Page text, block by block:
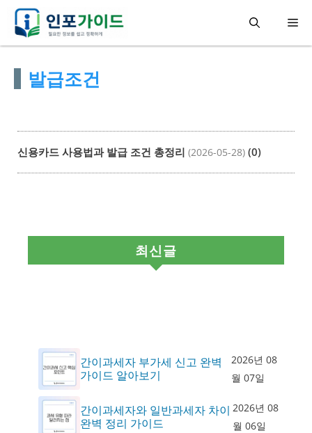
메
발급조건
신용카드 사용법과 발급 조건 총정리 (2026-05-28) (0)
최신글
간이과세자 부가세 신고 완벽
가이드 알아보기
2026년 08
월 07일
간이과세자와 일반과세자 차이
완벽 정리 가이드
2026년 08
월 06일